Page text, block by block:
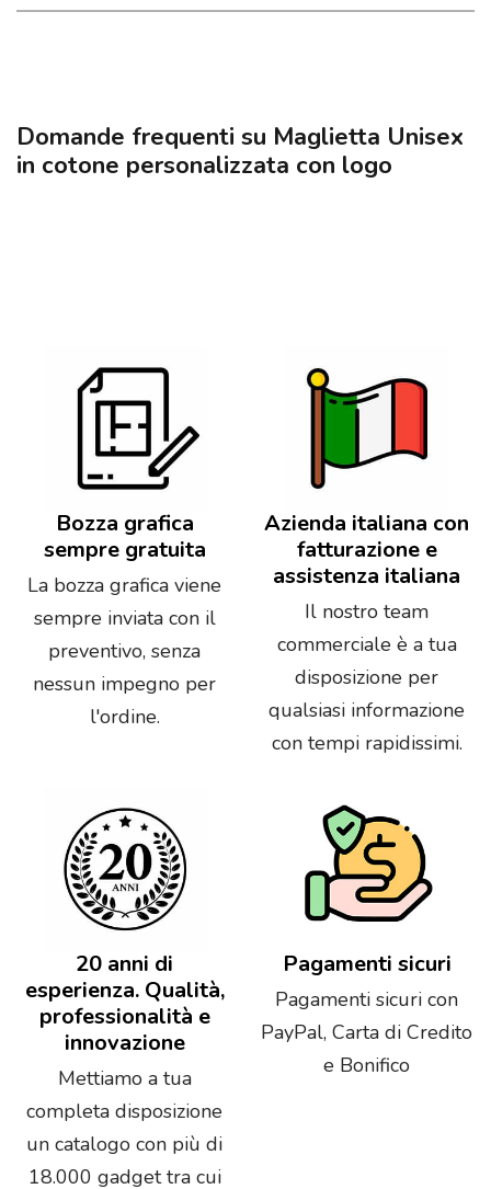
Domande frequenti su Maglietta Unisex
in cotone personalizzata con logo
Bozza grafica
sempre gratuita
La bozza grafica viene
sempre inviata con il
preventivo, senza
nessun impegno per
l'ordine.
Azienda italiana con
fatturazione e
assistenza italiana
Il nostro team
commerciale è a tua
disposizione per
qualsiasi informazione
con tempi rapidissimi.
20 anni di
esperienza. Qualità,
professionalità e
innovazione
Mettiamo a tua
completa disposizione
un catalogo con più di
18.000 gadget tra cui
Pagamenti sicuri
Pagamenti sicuri con
PayPal, Carta di Credito
e Bonifico